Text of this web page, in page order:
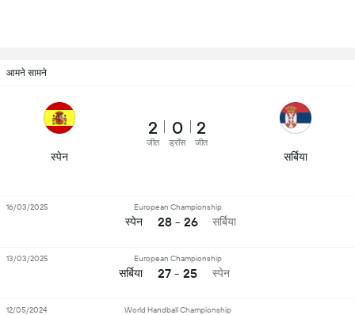
आमने सामने
स्पेन
2
जीत
0
ड्रॉस
2
जीत
सर्बिया
स्पेन
European Championship
28 - 26 सर्बिया
16/03/2025
सर्बिया
European Championship
27 - 25 स्पेन
13/03/2025
World Handball Championship
12/05/2024